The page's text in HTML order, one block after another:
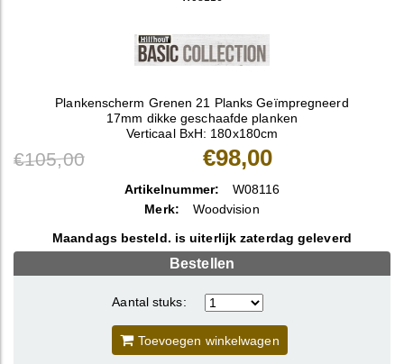
Plankenscherm Grenen 21 Planks Geïmpregneerd
17mm dikke geschaafde planken
Verticaal BxH: 180x180cm
€105,00 €98,00
Artikelnummer:
W08116
Merk:
Woodvision
Maandags besteld. is uiterlijk zaterdag geleverd
Bestellen
Aantal stuks:
Toevoegen winkelwagen